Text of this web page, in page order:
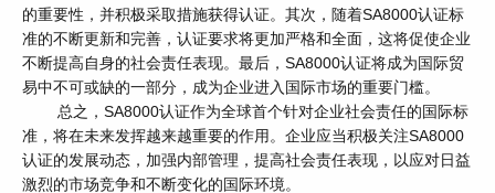
的重要性，并积极采取措施获得认证。其次，随着SA8000认证标
准的不断更新和完善，认证要求将更加严格和全面，这将促使企业
不断提高自身的社会责任表现。最后，SA8000认证将成为国际贸
易中不可或缺的一部分，成为企业进入国际市场的重要门槛。
总之，SA8000认证作为全球首个针对企业社会责任的国际标
准，将在未来发挥越来越重要的作用。企业应当积极关注SA8000
认证的发展动态，加强内部管理，提高社会责任表现，以应对日益
激烈的市场竞争和不断变化的国际环境。